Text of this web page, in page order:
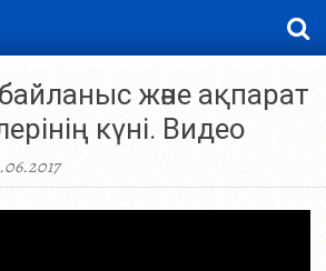
және ақпарат
күні. Видео